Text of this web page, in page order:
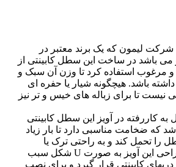
شرکت لیمون که یک برند معتبر در
باشد در ساخت این سطل کابینتی از
و مرغوب استفاده کرد تا وزن آن سبک و
باشد. هیچگونه شیار یا حفره ای
نیست تا برای زباله های خیس و تر نیز
به کاررفته در آویز این سطل کابینتی
که ضخامت مناسبی دارد تا بار زیاد
را تحمل کند و به راحتی ترک یا
شکسته نشود. طراحی این آویز به صورت U شکل سبب
کابینتی قرار گیرد و برای نصب